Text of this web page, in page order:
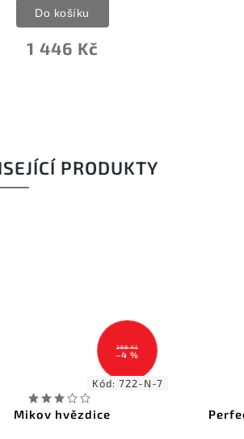
1 350 Kč
Do košíku
PRODUKTY
978 Kč
–41 %
Kód:FM4314CS
Perfect Point vrhací hvězdice 4